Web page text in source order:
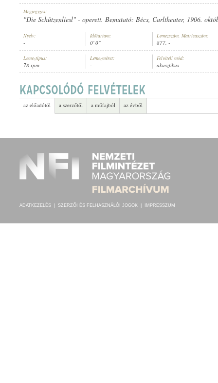
Megjegyzés:
"Die Schützenliesl" - operett. Bemutató: Bécs, Carltheater, 1906.
Nyelv:
-
Időtartam:
0' 0"
Lemezszám, Matricaszám:
877, -
Lemeztípus:
78 rpm
Lemezméret:
-
Felvételi mód:
akusztikus
az előadótól a szerzőtől a műfajból az évből
ADATKEZELÉS SZERZŐI ÉS FELHASZNÁLÓI JOGOK IMPRESSZUM